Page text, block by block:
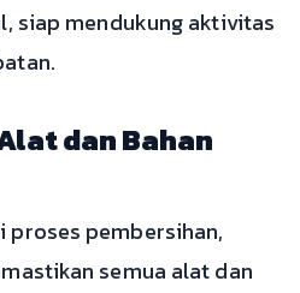
siap mendukung aktivitas
dan Bahan
proses pembersihan,
semua alat dan